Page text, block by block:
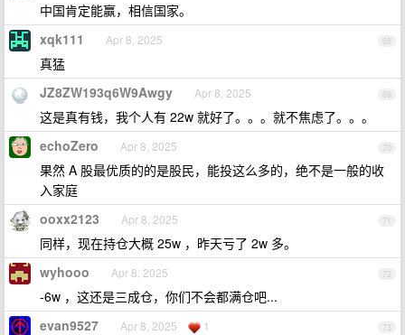
中国肯定能赢，相信国家。
68
xqk111 Apr 8, 2025
真猛
69
JZ8ZW193q6W9Awgy Apr 8, 2025
这是真有钱，我个人有 22w 就好了。。。就不焦虑了。。。
70
echoZero Apr 8, 2025
果然 A 股最优质的的是股民，能投这么多的，绝不是一般的收
入家庭
71
ooxx2123 Apr 8, 2025
同样，现在持仓大概 25w ，昨天亏了 2w 多。
72
wyhooo Apr 8, 2025
-6w ，这还是三成仓，你们不会都满仓吧...
73
evan9527 Apr 8, 2025 1